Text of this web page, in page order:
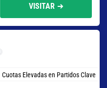
VISITAR
Cuotas Elevadas en Partidos Clave